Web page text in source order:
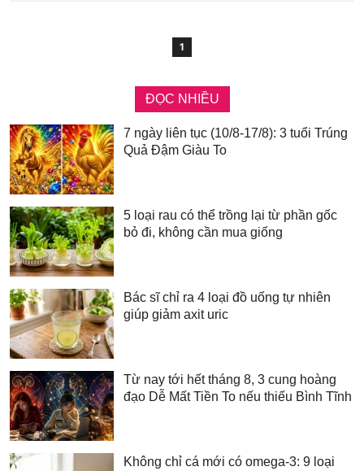
1
ĐỌC NHIỀU
7 ngày liên tục (10/8-17/8): 3 tuổi Trúng
Quả Đậm Giàu To
5 loại rau có thể trồng lại từ phần gốc
bỏ đi, không cần mua giống
Bác sĩ chỉ ra 4 loại đồ uống tự nhiên
giúp giảm axit uric
Từ nay tới hết tháng 8, 3 cung hoàng
đạo Dễ Mất Tiền To nếu thiếu Bình Tĩnh
Không chỉ cá mới có omega-3: 9 loại